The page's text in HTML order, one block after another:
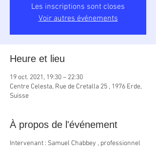
Les inscriptions sont closes
Voir autres événements
Heure et lieu
19 oct. 2021, 19:30 – 22:30
Centre Celesta, Rue de Cretalla 25 , 1976 Erde,
Suisse
À propos de l'événement
Intervenant : Samuel Chabbey , professionnel